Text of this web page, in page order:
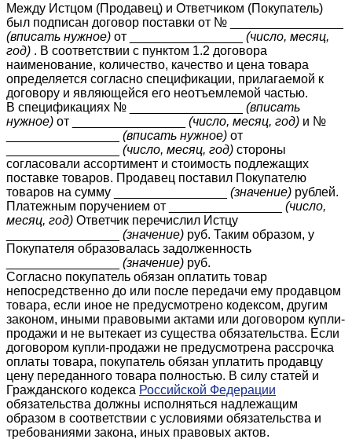
Между Истцом (Продавец) и Ответчиком (Покупатель)
был подписан договор поставки от № ________________
(вписать нужное) от ________________ (число, месяц,
год) . В соответствии с пунктом 1.2 договора
наименование, количество, качество и цена товара
определяется согласно спецификации, прилагаемой к
договору и являющейся его неотъемлемой частью.
В спецификациях № ________________ (вписать
нужное) от ________________ (число, месяц, год) и №
(вписать нужное) от
(число, месяц, год) стороны
согласовали ассортимент и стоимость подлежащих
поставке товаров. Продавец поставил Покупателю
товаров на сумму ________________ (значение) рублей.
Платежным поручением от ________________ (число,
месяц, год) Ответчик перечислил Истцу
(значение) руб. Таким образом, у
Покупателя образовалась задолженность
(значение) руб.
Согласно покупатель обязан оплатить товар
непосредственно до или после передачи ему продавцом
товара, если иное не предусмотрено кодексом, другим
законом, иными правовыми актами или договором купли-
продажи и не вытекает из существа обязательства. Если
договором купли-продажи не предусмотрена рассрочка
оплаты товара, покупатель обязан уплатить продавцу
цену переданного товара полностью. В силу статей и
Гражданского кодекса Российской Федерации
обязательства должны исполняться надлежащим
образом в соответствии с условиями обязательства и
требованиями закона, иных правовых актов.